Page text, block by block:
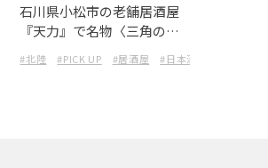
石川県小松市の老舗居酒屋
『天力』で名物〈三角のか
能する
#北陸 #PICK UP #居酒屋 #日本酒